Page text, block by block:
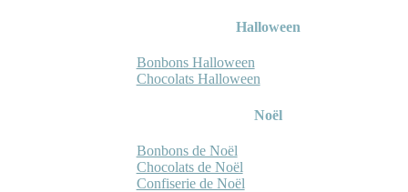
Halloween
Bonbons Halloween
Chocolats Halloween
Noël
Bonbons de Noël
Chocolats de Noël
Confiserie de Noël